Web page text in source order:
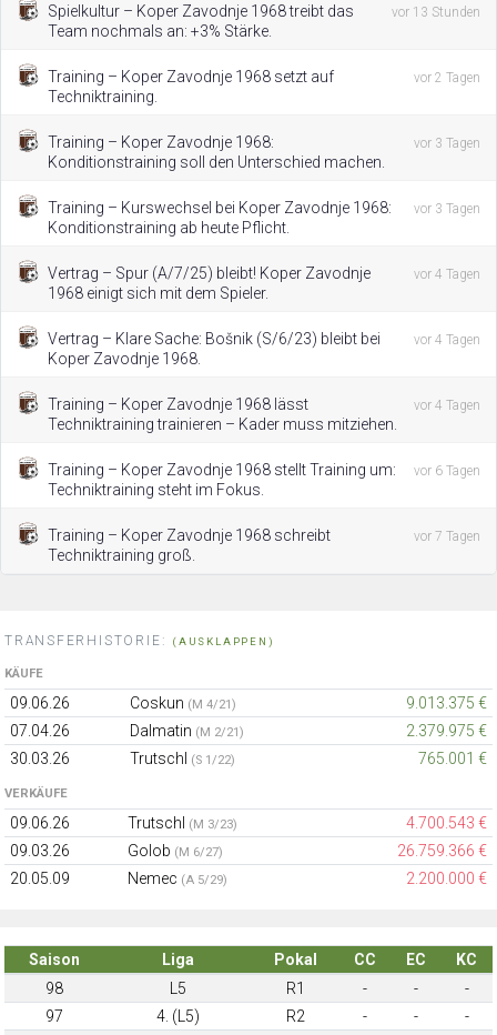
Spielkultur – Koper Zavodnje 1968 treibt das
Team nochmals an: +3% Stärke.
vor 13 Stunden
Training – Koper Zavodnje 1968 setzt auf
Techniktraining.
vor 2 Tagen
Training – Koper Zavodnje 1968:
Konditionstraining soll den Unterschied machen.
vor 3 Tagen
Training – Kurswechsel bei Koper Zavodnje 1968:
Konditionstraining ab heute Pflicht.
vor 3 Tagen
Vertrag – Spur (A/7/25) bleibt! Koper Zavodnje
1968 einigt sich mit dem Spieler.
vor 4 Tagen
Vertrag – Klare Sache: Bošnik (S/6/23) bleibt bei
Koper Zavodnje 1968.
vor 4 Tagen
Training – Koper Zavodnje 1968 lässt
Techniktraining trainieren – Kader muss mitziehen.
vor 4 Tagen
Training – Koper Zavodnje 1968 stellt Training um:
Techniktraining steht im Fokus.
vor 6 Tagen
Training – Koper Zavodnje 1968 schreibt
Techniktraining groß.
vor 7 Tagen
TRANSFERHISTORIE: (AUSKLAPPEN)
KÄUFE
09.06.26 Coskun (M 4/21)
9.013.375 €
07.04.26
Dalmatin (M 2/21)
2.379.975 €
30.03.26
Trutschl (S 1/22) 765.001 €
VERKÄUFE
09.06.26 Trutschl (M 3/23)
4.700.543 €
09.03.26
Golob (M 6/27)
26.759.366 €
20.05.09
Nemec (A 5/29) 2.200.000 €
Saison Liga Pokal CC EC
KC
98
L5 R1 - -
-
97
4. (L5) R2 - -
-